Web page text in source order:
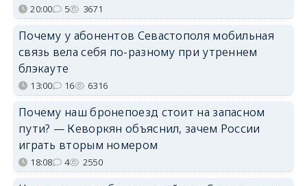
20:00 5 3671
Почему у абонентов Севастополя мобильная
связь вела себя по-разному при утреннем
блэкауте
13:00 16 6316
Почему наш бронепоезд стоит на запасном
пути? — Кеворкян объяснил, зачем России
играть вторым номером
18:08 4 2550